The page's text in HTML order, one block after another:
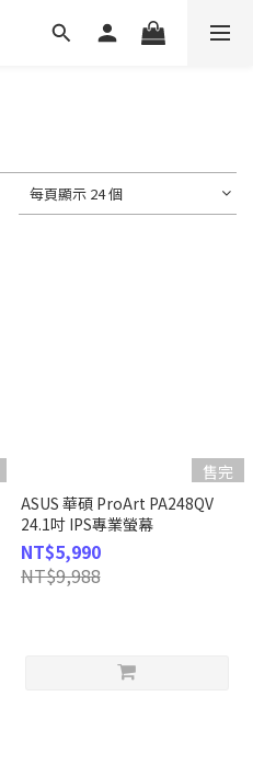
每頁顯示 24 個
售完
ASUS 華碩 ProArt PA248QV
24.1吋 IPS專業螢幕
NT$5,990
NT$9,988